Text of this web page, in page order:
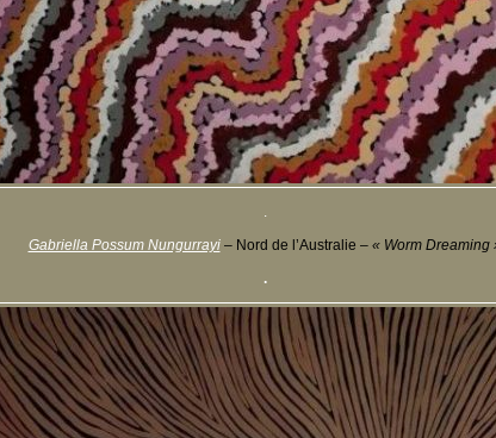
.
Gabriella Possum Nungurrayi – Nord de l’Australie – « Worm Dreaming
.